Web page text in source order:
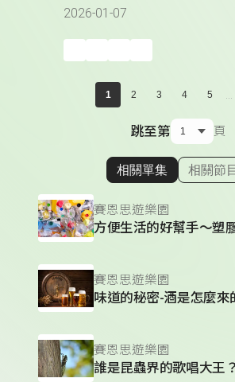
2026-01-07
1 2 3 4 5 ...
跳至第 頁
顯示相關
相關單集 相關節目
賽恩思遊樂園
方便生活的好幫手～塑
賽恩思遊樂園
味道的秘密-酒是怎麼來
賽恩思遊樂園
誰是昆蟲界的歌唱大王？